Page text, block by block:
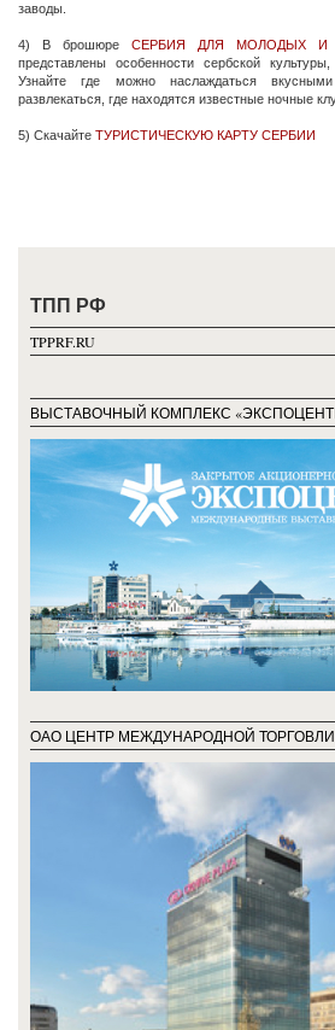
заводы.
4) В брошюре СЕРБИЯ ДЛЯ МОЛОДЫХ И
представлены особенности сербской
Узнайте где можно наслаждаться
развлекаться, где находятся известные ночные
5) Скачайте ТУРИСТИЧЕСКУЮ КАРТУ СЕРБИИ
ТПП РФ
TPPRF.RU
ВЫСТАВОЧНЫЙ КОМПЛЕКС
ОАО ЦЕНТР МЕЖДУНАРОДНОЙ ТОРГОВЛИ